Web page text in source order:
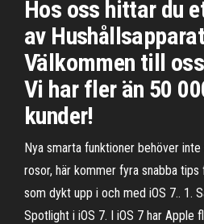
Hos oss hittar du
av
Välkommen till
Vi har fler än 50
kunder!
Nya smarta funktioner behöver
rosor, här kommer fyra snabba
som dykt upp i och med iOS 7.. 1.
Spotlight i iOS 7. I iOS 7 har Apple